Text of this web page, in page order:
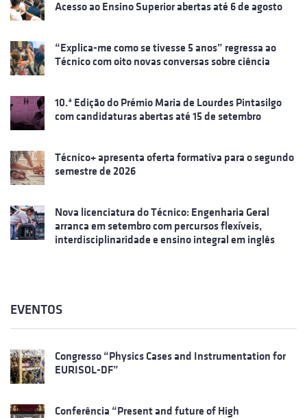
Acesso ao Ensino Superior abertas até 6 de agosto
“Explica-me como se tivesse 5 anos” regressa ao
Técnico com oito novas conversas sobre ciência
10.ª Edição do Prémio Maria de Lourdes Pintasilgo
com candidaturas abertas até 15 de setembro
Técnico+ apresenta oferta formativa para o segundo
semestre de 2026
Nova licenciatura do Técnico: Engenharia Geral
arranca em setembro com percursos flexíveis,
interdisciplinaridade e ensino integral em inglês
EVENTOS
Congresso “Physics Cases and Instrumentation for
EURISOL-DF”
Conferência “Present and future of High